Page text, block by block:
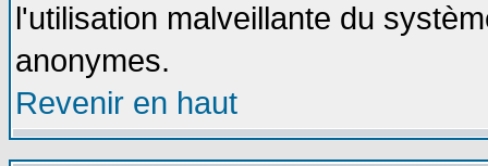
l'utilisation malveillante du
anonymes.
Revenir en haut